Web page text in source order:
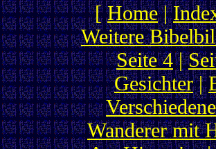
[Home|
Weitere
Seite 4|
Gesichter|
Wanderer mit